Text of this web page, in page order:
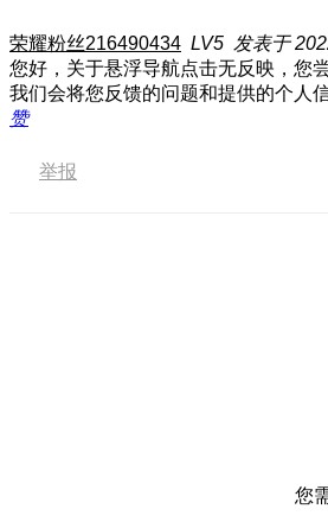
荣耀粉丝216490434 LV5 发表于
您好，关于悬浮导航点击无反映，您
我们会将您反馈的问题和提供的个人
赞
举报
您